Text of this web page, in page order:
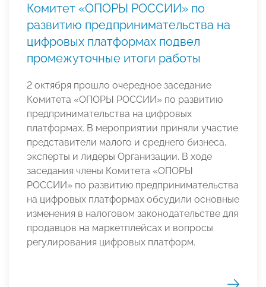
Комитет «ОПОРЫ РОССИИ» по
развитию предпринимательства на
цифровых платформах подвел
промежуточные итоги работы
2 октября прошло очередное заседание
Комитета «ОПОРЫ РОССИИ» по развитию
предпринимательства на цифровых
платформах. В мероприятии приняли участие
представители малого и среднего бизнеса,
эксперты и лидеры Организации. В ходе
заседания члены Комитета «ОПОРЫ
РОССИИ» по развитию предпринимательства
на цифровых платформах обсудили основные
изменения в налоговом законодательстве для
продавцов на маркетплейсах и вопросы
регулирования цифровых платформ.